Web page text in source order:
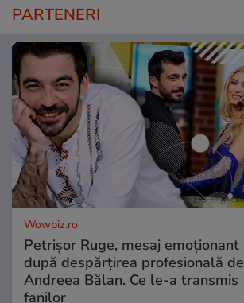
PARTENERI
Wowbiz.ro
Petrișor Ruge, mesaj emoționant
după despărțirea profesională de
Andreea Bălan. Ce le-a transmis
fanilor